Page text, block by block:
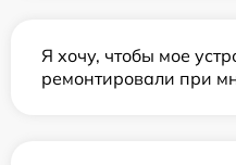
Я хочу, чтобы мое
ремонтировали при